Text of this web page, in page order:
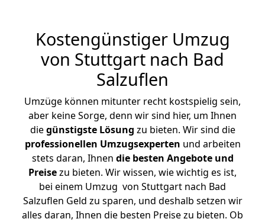
Kostengünstiger Umzug
von Stuttgart nach Bad
Salzuflen
Umzüge können mitunter recht kostspielig sein,
aber keine Sorge, denn wir sind hier, um Ihnen
diegünstigste Lösung zu bieten. Wir sind die
professionellen Umzugsexperten und arbeiten
stets daran, Ihnen die besten Angebote und
Preisezu bieten. Wir wissen, wie wichtig es ist,
bei einem Umzug von Stuttgart nach Bad
Salzuflen Geld zu sparen, und deshalb setzen wir
alles daran, Ihnen die besten Preise zu bieten. Ob